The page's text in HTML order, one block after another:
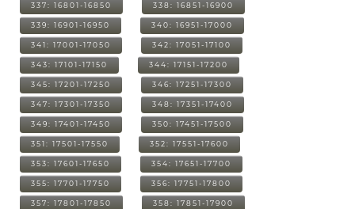
337: 16801-16850 338: 16851-16900
339: 16901-16950 340: 16951-17000
341: 17001-17050 342: 17051-17100
343: 17101-17150 344: 17151-17200
345: 17201-17250 346: 17251-17300
347: 17301-17350 348: 17351-17400
349: 17401-17450 350: 17451-17500
351: 17501-17550 352: 17551-17600
353: 17601-17650 354: 17651-17700
355: 17701-17750 356: 17751-17800
357: 17801-17850 358: 17851-17900